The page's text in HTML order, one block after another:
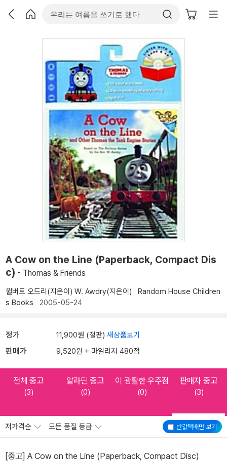
A Cow on the Line (Paperback, Compact Dis
c) - Thomas & Friends
윌버트 오드리(지은이) W. Awdry(지은이)
Random House Children
s Books 2005-05-24
정가 11,900원 (절판) 새상품보기
판매가 9,520원 + 마일리지 480점
전체 중고
(3)
알라딘 중고
(0)
이 광활한 우주점
(0)
판매자 중고
(3)
반값택배만 보기
저가격순 모든 품질 등급
[중고] A Cow on the Line (Paperback, Compact Disc)